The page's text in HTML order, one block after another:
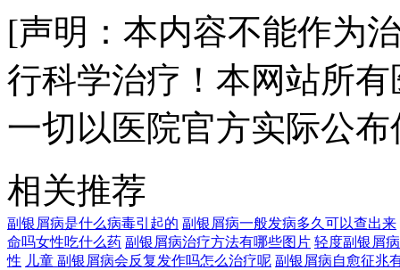
[声明：本内容不能作为
行科学治疗！本网站所
一切以医院官方实际公
相关推荐
副银屑病是什么病毒引起的 副银屑病一般发病多久可以查出来
命吗女性吃什么药 副银屑病治疗方法有哪些图片 轻度副银屑
性 儿童 副银屑病会反复发作吗怎么治疗呢 副银屑病自愈征兆